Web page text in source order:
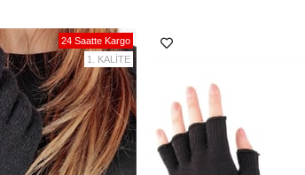
24 Saatte Kargo
1. KALİTE